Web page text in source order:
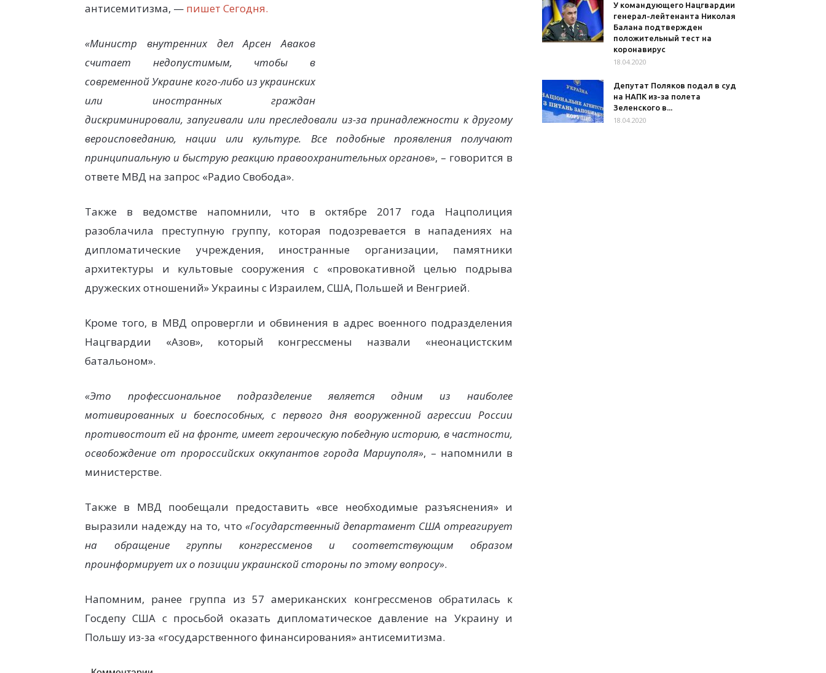
антисемитизма, — пишет Сегодня.
«Министр внутренних дел Арсен Аваков
считает недопустимым, чтобы в
современной Украине кого-либо из украинских
или иностранных граждан
дискриминировали, запугивали или преследовали из-за принадлежности к другому
вероисповеданию, нации или культуре. Все подобные проявления получают
принципиальную и быструю реакцию правоохранительных органов», – говорится в
ответе МВД на запрос «Радио Свобода».
Также в ведомстве напомнили, что в октябре 2017 года Нацполиция
разоблачила преступную группу, которая подозревается в нападениях на
дипломатические учреждения, иностранные организации, памятники
архитектуры и культовые сооружения с «провокативной целью подрыва
дружеских отношений» Украины с Израилем, США, Польшей и Венгрией.
Кроме того, в МВД опровергли и обвинения в адрес военного подразделения
Нацгвардии «Азов», который конгрессмены назвали «неонацистским
батальоном».
«Это профессиональное подразделение является одним из наиболее
мотивированных и боеспособных, с первого дня вооруженной агрессии России
противостоит ей на фронте, имеет героическую победную историю, в частности,
освобождение от пророссийских оккупантов города Мариуполя», – напомнили в
министерстве.
Также в МВД пообещали предоставить «все необходимые разъяснения» и
выразили надежду на то, что «Государственный департамент США отреагирует
на обращение группы конгрессменов и соответствующим образом
проинформирует их о позиции украинской стороны по этому вопросу».
Напомним, ранее группа из 57 американских конгрессменов обратилась к
Госдепу США с просьбой оказать дипломатическое давление на Украину и
Польшу из-за «государственного финансирования» антисемитизма.
У командующего Нацгвардии
генерал-лейтенанта Николая
Балана подтвержден
положительный тест на
коронавирус
18.04.2020
Депутат Поляков подал в суд
на НАПК из-за полета
Зеленского в...
18.04.2020